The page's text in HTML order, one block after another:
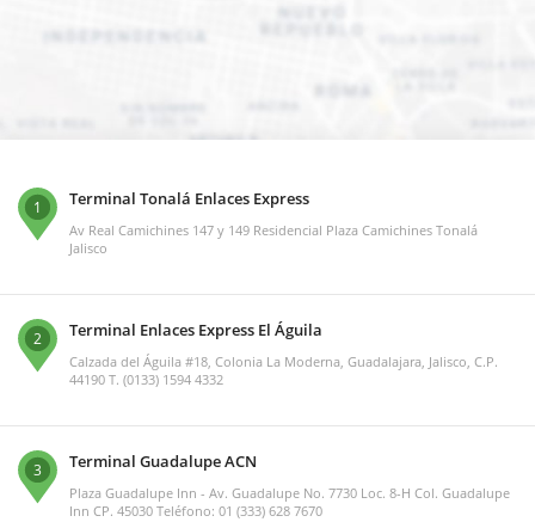
1 Terminal Tonalá Enlaces Express
Av Real Camichines 147 y 149 Residencial Plaza Camichines Tonalá
Jalisco
2 Terminal Enlaces Express El Águila
Calzada del Águila #18, Colonia La Moderna, Guadalajara, Jalisco, C.P.
44190 T. (0133) 1594 4332
3 Terminal Guadalupe ACN
Plaza Guadalupe Inn - Av. Guadalupe No. 7730 Loc. 8-H Col. Guadalupe
Inn CP. 45030 Teléfono: 01 (333) 628 7670